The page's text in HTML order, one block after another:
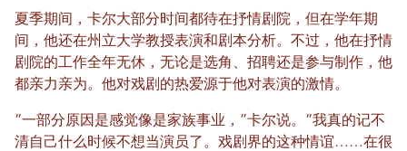
夏季期间，卡尔大部分时间都待在抒情剧院，但在学年期
间，他还在州立大学教授表演和剧本分析。不过，他在抒情
剧院的工作全年无休，无论是选角、招聘还是参与制作，他
都亲力亲为。他对戏剧的热爱源于他对表演的激情。
“一部分原因是感觉像是家族事业，”卡尔说。“我真的记不
清自己什么时候不想当演员了。戏剧界的这种情谊……在很